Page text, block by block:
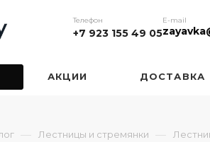
Телефон
+7 923 155 49 05
E-mail
АКЦИИ ДОСТАВКА
— Лестницы и стремянки —